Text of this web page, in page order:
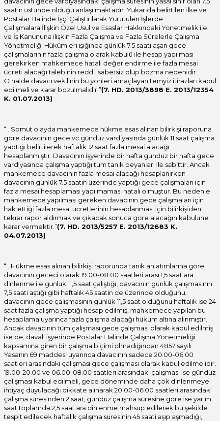
saatin üstünde olduğu anlaşılmaktadır. Yukarıda belirtilen ilke ve
Postalar Halinde İşçi Çalıştırılarak Yürütülen İşlerde
Çalışmalara İlişkin Özel Usul ve Esaslar Hakkındaki Yönetmelik ile
ve İş Kanununa ilişkin Fazla Çalışma ve Fazla Sürelerle Çalışma
Yönetmeliği Hükümleri ışığında günlük 7.5 saati aşan gece
çalışmalarının fazla çalışma olarak kabulü ile hesap yapılması
gerekirken mahkemece hatalı değerlendirme ile fazla mesai
ücreti alacağı talebinin reddi isabetsiz olup bozma nedenidir.
O halde davacı vekilinin bu yönleri amaçlayan temyiz itirazları kabul
edilmeli ve karar bozulmalıdır.”(7. HD. 2013/3898 E. 2013/12354
K. 01.07.2013)
“…Somut olayda mahkemece hükme esas alınan bilirkişi raporuna
göre davacının gece vc gündüz vardiyasında günlük 11 saat çalışma
yaptığı belirtilerek haftalık 12 saat fazla mesai alacağı
hesaplanmıştır. Davacının işyerinde bir hafta gündüz bir hafta gece
vardiyasında çalışma yaptığı tüm tanık beyanları ile sabittir. Ancak
mahkemece davacının fazla mesai alacağı hesaplanırken
davacının günlük 7.5 saatin üzerinde yaptığı gece çalışmaları için
fazla mesai hesaplaması yapılmaması hatalı olmuştur. Bu nedenle
mahkemece yapılması gereken davacının gece çalışmaları için
hak ettiği fazla mesai ücretlerinin hesaplanması için bilirkişiden
tekrar rapor aldırmak ve çıkacak sonuca göre alacağın kabulüne
karar vermektir.”(7. HD. 2013/5257 E. 2013/12683 K.
04.07.2013)
“…Hükme esas alınan bilirkişi raporunda tanık anlatımlarına göre
davacının gececi olarak 19.00-08.00 saatleri arası 1,5 saat ara
dinlenme ile günlük 11,5 saat çalıştığı, davacının günlük çalışmasının
7,5 saati aştığı gibi haftalık 45 saatin de üzerinde olduğunu,
davacının gece çalışmasının günlük 11,5 saat olduğunu haftalık ise 24
saat fazla çalışma yaptığı hesap edilmiş, mahkemece yapılan bu
hesaplama uyarınca fazla çalışma alacağı hüküm altına alınmıştır.
Ancak davacının tüm çalışması gece çalışması olarak kabul edilmiş
ise de, davalı işyerinde Postalar Halinde Çalışma Yönetmeliği
kapsamına giren bir çalışma biçimi olmadığından 4857 sayılı
Yasanın 69.maddesi uyarınca davacının sadece 20.00-06.00
saatleri arasındaki çalışması gece çalışması olarak kabul edilmelidir.
19.00-20.00 ve 06.00-08.00 saatleri arasındaki çalışması ise gündüz
çalışması kabul edilmeli, gece döneminde daha çok dinlenmeye
ihtiyaç duyulacağı dikkate alınarak 20.00-06.00 saatleri arasındaki
çalışma süresinden 2 saat, gündüz çalışma süresine göre ise yarım
saat toplamda 2,5 saat ara dinlenme mahsup edilerek bu şekilde
tespit edilecek haftalık çalışma süresinin 45 saati aşıp aşmadığı,